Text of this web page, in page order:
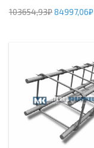
103654,93₽84997,06₽